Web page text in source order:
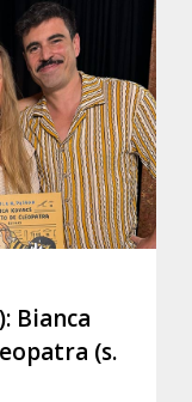
Bianca
(s.